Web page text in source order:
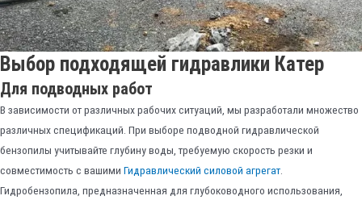
Выбор подходящей гидравлики Катер
Для подводных работ
В зависимости от различных рабочих ситуаций, мы разработали множество
различных спецификаций. При выборе подводной гидравлической
бензопилы учитывайте глубину воды, требуемую скорость резки и
совместимость с вашими Гидравлический силовой агрегат
Гидробензопила, предназначенная для глубоководного использования,